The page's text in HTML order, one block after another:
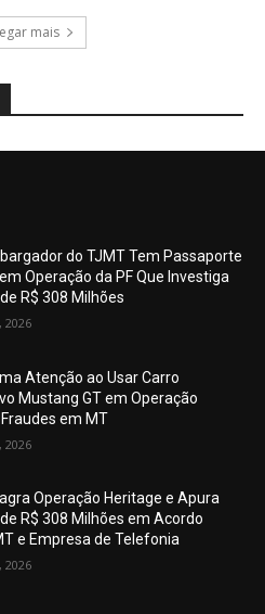
mais
do TJMT Tem Passaporte
Operação da PF Que Investiga
R$ 308 Milhões
2026
Atenção ao Usar Carro
Mustang GT em Operação
em MT
2026
Operação Heritage e Apura
R$ 308 Milhões em Acordo
e Empresa de Telefonia
2026